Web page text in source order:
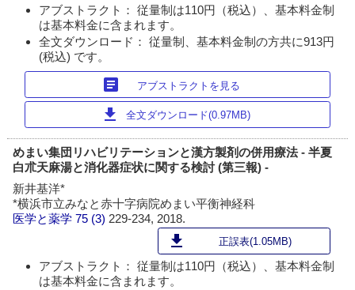
アブストラクト： 従量制は110円（税込）、基本料金制
は基本料金に含まれます。
全文ダウンロード： 従量制、基本料金制の方共に913円
(税込) です。
article アブストラクトを見る
download 全文ダウンロード(0.97MB)
めまい集団リハビリテーションと漢方製剤の併用療法 - 半夏
白朮天麻湯と消化器症状に関する検討 (第三報) -
新井基洋*
*横浜市立みなと赤十字病院めまい平衡神経科
医学と薬学 75 (3) 229-234, 2018.
download 正誤表(1.05MB)
アブストラクト： 従量制は110円（税込）、基本料金制
は基本料金に含まれます。